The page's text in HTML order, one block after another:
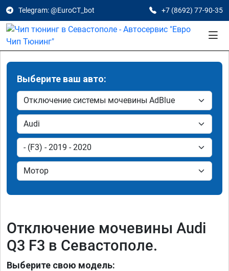
Telegram: @EuroCT_bot +7 (8692) 77-90-35
Выберите ваш авто:
Отключение мочевины Audi
Q3 F3 в Севастополе.
Выберите свою модель: